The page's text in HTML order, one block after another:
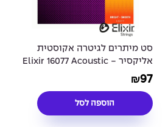
סט מיתרים לגיטרה אקוסטית
אליקסיר - Elixir 16077 Acoustic
Phosphor Bronze NANOWEB®
₪97
הוספה לסל